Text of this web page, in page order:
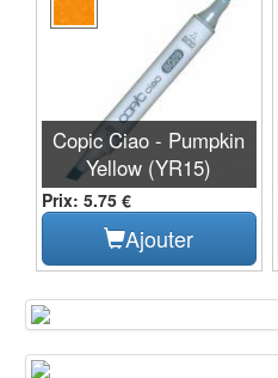
Copic Ciao - Pumpkin
Yellow (YR15)
Prix: 5.75 €
Ajouter